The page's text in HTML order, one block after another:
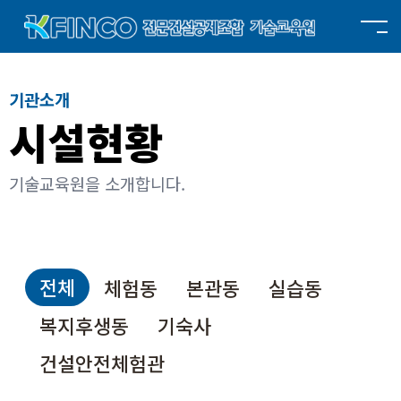
기관소개
시설현황
기술교육원을 소개합니다.
전체 체험동 본관동
실습동
복지후생동
기숙사
건설안전체험관